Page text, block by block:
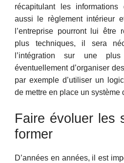
récapitulant les
aussi le règlement intérieur
l’entreprise pourront lui être
plus techniques, il sera
l’intégration sur une
éventuellement d’organiser
par exemple d’utiliser un
de mettre en place un système
Faire évoluer les
former
D’années en années, il est